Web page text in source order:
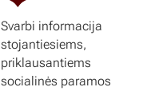
Svarbi informacija
stojantiesiems,
priklausantiems
socialinės paramos